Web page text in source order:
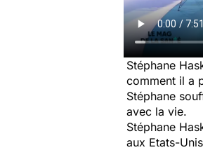
Stéphane
comment il a
Stéphane
avec la vie.
Stéphane
aux Etats-